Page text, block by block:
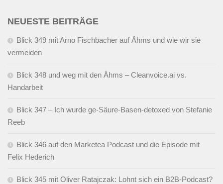
NEUESTE BEITRÄGE
Blick 349 mit Arno Fischbacher auf Ähms und wie wir sie
vermeiden
Blick 348 und weg mit den Ähms – Cleanvoice.ai vs.
Handarbeit
Blick 347 – Ich wurde ge-Säure-Basen-detoxed von Stefanie
Reeb
Blick 346 auf den Marketea Podcast und die Episode mit
Felix Hederich
Blick 345 mit Oliver Ratajczak: Lohnt sich ein B2B-Podcast?